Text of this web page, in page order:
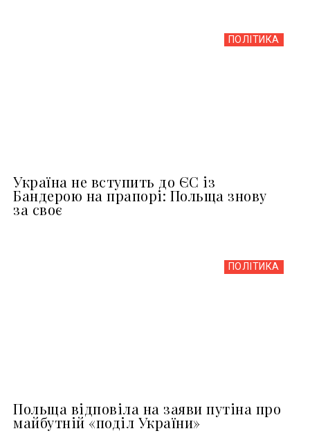
ПОЛІТИКА
Україна не вступить до ЄС із
Бандерою на прапорі: Польща знову
за своє
ПОЛІТИКА
Польща відповіла на заяви путіна про
майбутній «поділ України»